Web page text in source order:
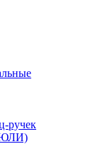
ручек